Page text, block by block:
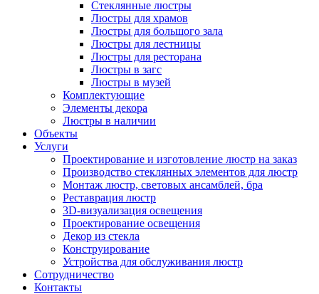
Стеклянные люстры
Люстры для храмов
Люстры для большого зала
Люстры для лестницы
Люстры для ресторана
Люстры в загс
Люстры в музей
Комплектующие
Элементы декора
Люстры в наличии
Объекты
Услуги
Проектирование и изготовление люстр на заказ
Производство стеклянных элементов для люстр
Монтаж люстр, световых ансамблей, бра
Реставрация люстр
3D-визуализация освещения
Проектирование освещения
Декор из стекла
Конструирование
Устройства для обслуживания люстр
Сотрудничество
Контакты